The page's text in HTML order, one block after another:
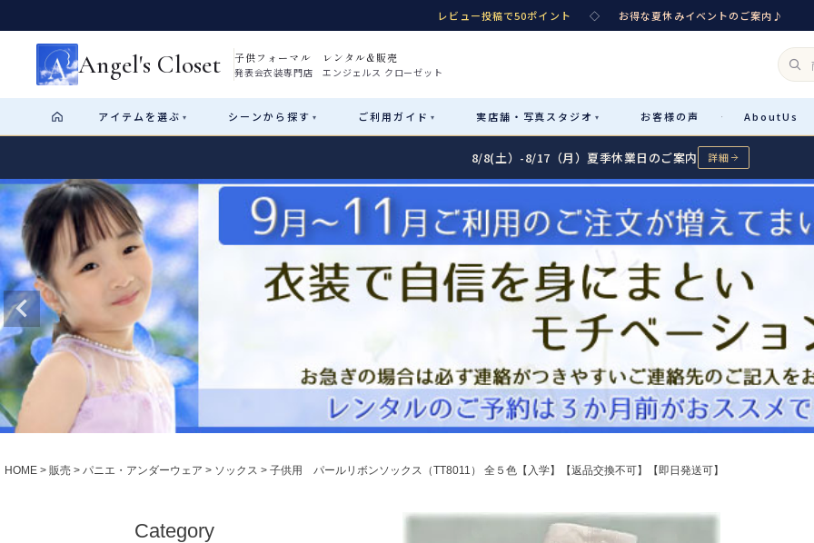
レビュー投稿で50ポイント ◇ お得な夏休みイベントのご案内♪
Angel's Closet 子供フォーマル レンタル&販売
発表会衣装専門店 エンジェルス クローゼット
アイテム を選ぶ ▾ シーンから探す ▾ ご利用ガイド ▾ 実店舗・ 写真スタジオ ▾ お客様の声 · AboutUs
カテゴリ詳細→ サイズで選ぶ→
Rental レンタル
女の子ドレス
小物・アクセ パニエ
アウター レディース
Sale販売
コスチューム
アクセサリー
性別・サイズで絞り込む→
Recital & Concours
舞台で輝くステージ衣装
Wedding Graduation & Entrance
Start はじめに
01 ショップガイド（総合案内）
レンタル・販売の入口
02 サイズの選び方
測り方と目安
Angel's Closetについて
創業2003年からの想い
Rentalレンタル
04 レンタルのご案内
予約・配送・返却・料金
レンタルの流れ
06 あんしんパック
汚れ・キズ・破損の補償
8/8(土）-8/17（月）夏季休業日のご案内 詳細
HOME 販売 パニエ・アンダーウェア ソックス 子供用 パールリボンソックス（TT8011） 全５色【入学】【返品交換不可】【即日発送可】
Category